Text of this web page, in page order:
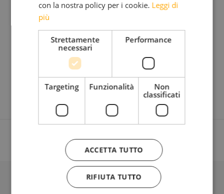
la tranquillità che lì regna.
Grazie a Voi e a tutta la Gente dell’ALTA BADIA
Paolo C.
con la nostra policy per i cookie. Leggi di
più
Strettamente
necessari
Performance
Targeting Funzionalità
Non
classificati
ACCETTA TUTTO
RIFIUTA TUTTO